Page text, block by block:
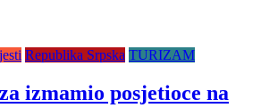
Republika Srpska TURIZAM
izmamio posjetioce na